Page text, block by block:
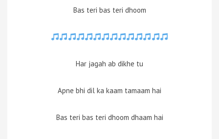
Bas teri bas teri dhoom
Har jagah ab dikhe tu
Apne bhi dil ka kaam tamaam hai
Bas teri bas teri dhoom dhaam hai